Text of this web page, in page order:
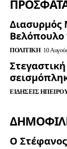
Διασυρμός
Βελόπουλο
ΠΟΛΙΤΙΚΉ 10
ΕΙΔΉΣΕΙΣ
Ο